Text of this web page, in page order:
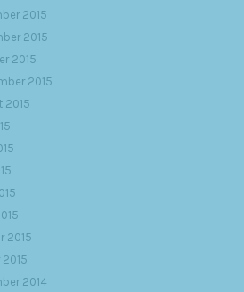
2015
2015
2015
2015
2015
2015
2015
2014